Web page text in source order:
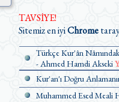
TAVSİYE!
Sitemiz en iyiChrome
Türkçe Kur'ân
- Ahmed Hamdi Akseki
Kur'an'ı Doğru
Muhammed Esed Meali